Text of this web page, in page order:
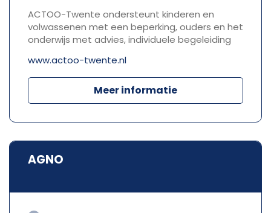
ACTOO-Twente ondersteunt kinderen en
volwassenen met een beperking, ouders en het
onderwijs met advies, individuele begeleiding
www.actoo-twente.nl
Meer informatie
AGNO